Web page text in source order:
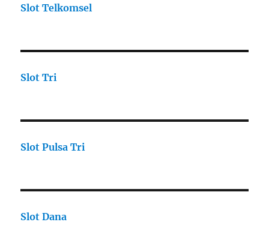
Slot Telkomsel
Slot Tri
Slot Pulsa Tri
Slot Dana